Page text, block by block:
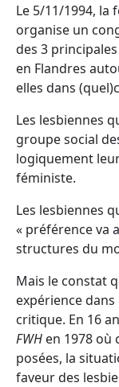
Le 5/11/1994, la
organise un
des 3
en Flandres
elles dans
Les lesbiennes
groupe social
logiquement
féministe.
Les lesbiennes
« préférence va
structures du
Mais le constat
expérience
critique. En 16
FWH en 1978 où
posées, la
faveur des